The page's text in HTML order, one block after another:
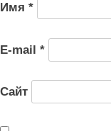
Имя *
E-mail *
Сайт